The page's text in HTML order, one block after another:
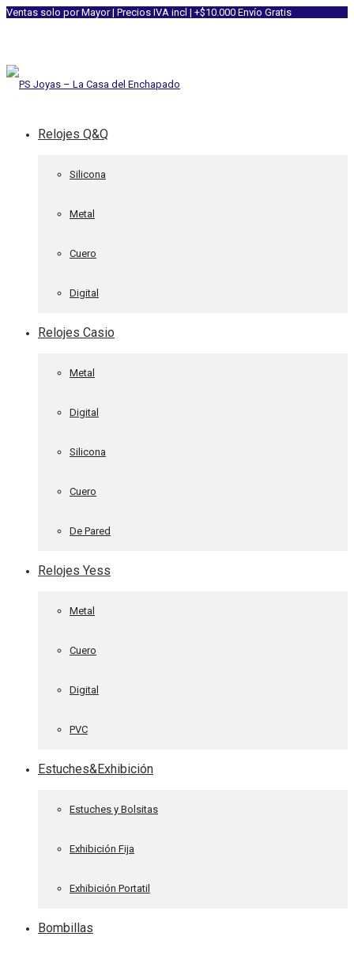
Ventas solo por Mayor | Precios IVA incl | +$10.000 Envío Gratis
Relojes Q&Q
Silicona
Metal
Cuero
Digital
Relojes Casio
Metal
Digital
Silicona
Cuero
De Pared
Relojes Yess
Metal
Cuero
Digital
PVC
Estuches&Exhibición
Estuches y Bolsitas
Exhibición Fija
Exhibición Portatil
Bombillas